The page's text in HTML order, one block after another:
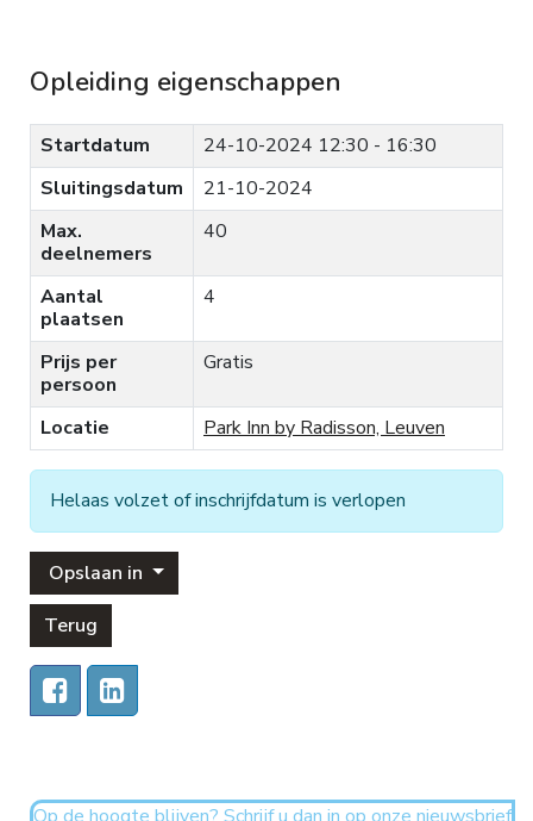
Opleiding eigenschappen
Startdatum 24-10-2024 12:30 - 16:30
Sluitingsdatum
21-10-2024
Max.
deelnemers
40
Aantal
plaatsen
4
Prijs per
persoon
Gratis
Locatie Park Inn by Radisson, Leuven
Helaas volzet of inschrijfdatum is verlopen
Opslaan in
Terug
Op de hoogte blijven? Schrijf u dan in op onze nieuwsbrief